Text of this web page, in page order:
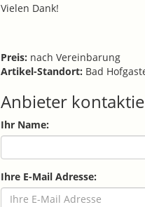
Vielen Dank!
Preis: nach Vereinbarung
Artikel-Standort: Bad
Anbieter
Ihr Name:
Ihre E-Mail Adresse: